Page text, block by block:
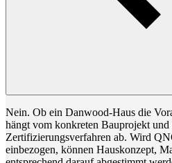
Nein. Ob ein Danwood-Haus die
hängt vom konkreten Bauprojekt und
Zertifizierungsverfahren ab. Wird
einbezogen, können Hauskonzept,